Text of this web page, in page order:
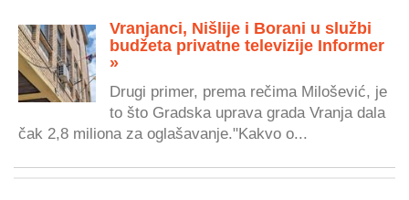
Vranjanci, Nišlije i Borani u službi
budžeta privatne televizije Informer
»
Drugi primer, prema rečima Milošević, je
to što Gradska uprava grada Vranja dala
čak 2,8 miliona za oglašavanje."Kakvo o...